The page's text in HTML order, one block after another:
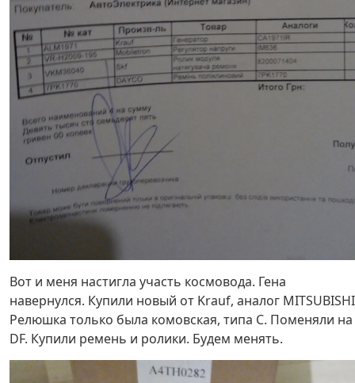
Вот и меня настигла участь космовода. Гена
навернулся. Купили новый от Krauf, аналог
Релюшка только была комовская, типа С. Поменяли на
DF. Купили ремень и ролики. Будем менять.